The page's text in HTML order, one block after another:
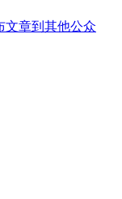
文章到其他公众